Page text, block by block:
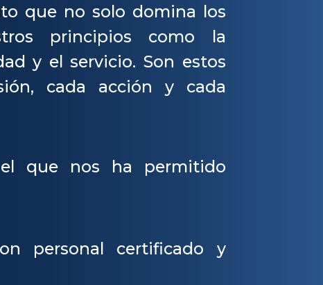
que no solo domina los
principios como la
y el servicio. Son estos
cada acción y cada
el que nos ha permitido
personal certificado y